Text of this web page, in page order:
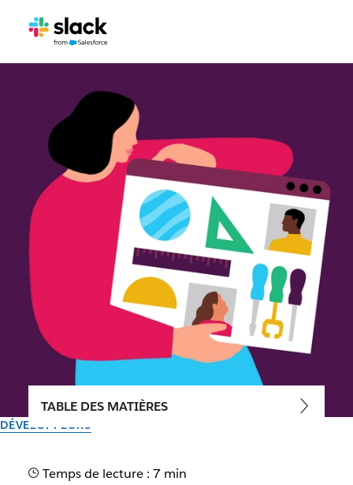
DÉVELOPPEURS
Outil no-code : qu’est-ce
TABLE DES MATIÈRES
Temps de lecture : 7 min